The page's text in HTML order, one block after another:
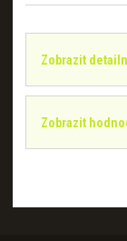
Zobrazit
Zobrazit